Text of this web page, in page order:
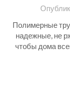
Полимерные
надежные, не
чтобы дома